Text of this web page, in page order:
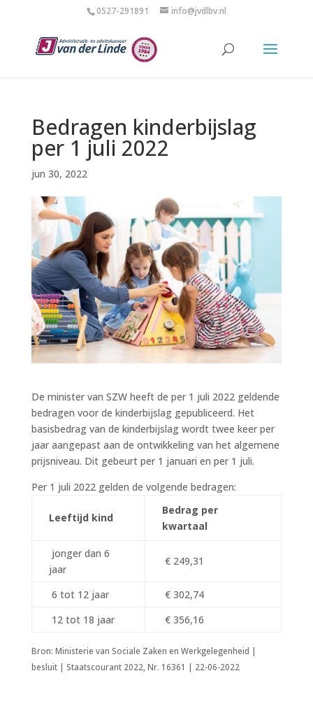
0527-291891 info@jvdlbv.nl
Bedragen kinderbijslag
per 1 juli 2022
jun 30, 2022
De minister van SZW heeft de per 1 juli 2022 geldende
bedragen voor de kinderbijslag gepubliceerd. Het
basisbedrag van de kinderbijslag wordt twee keer per
jaar aangepast aan de ontwikkeling van het algemene
prijsniveau. Dit gebeurt per 1 januari en per 1 juli.
Per 1 juli 2022 gelden de volgende bedragen:
Leeftijd kind
Bedrag per
kwartaal
jonger dan 6
jaar
€ 249,31
6 tot 12 jaar
€ 302,74
12 tot 18 jaar
€ 356,16
Bron: Ministerie van Sociale Zaken en Werkgelegenheid |
besluit | Staatscourant 2022, Nr. 16361 | 22-06-2022